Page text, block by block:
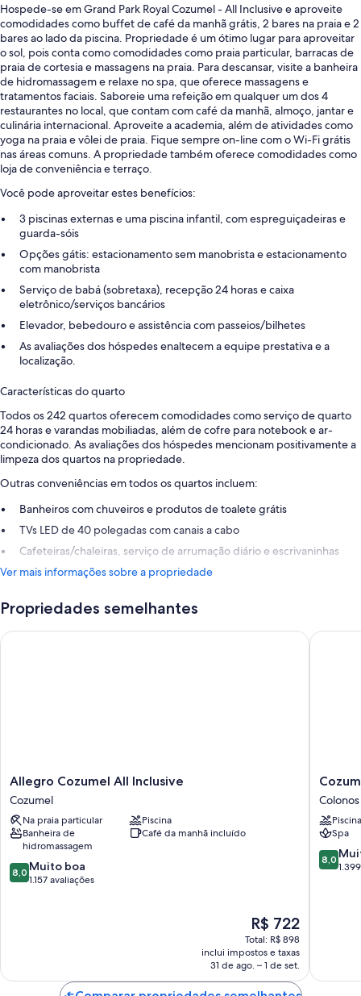
Hospede-se em Grand Park Royal Cozumel - All Inclusive e aproveite
comodidades como buffet de café da manhã grátis, 2 bares na praia e 2
bares ao lado da piscina. Propriedade é um ótimo lugar para aproveitar
o sol, pois conta como comodidades como praia particular, barracas de
praia de cortesia e massagens na praia. Para descansar, visite a banheira
de hidromassagem e relaxe no spa, que oferece massagens e
tratamentos faciais. Saboreie uma refeição em qualquer um dos 4
restaurantes no local, que contam com café da manhã, almoço, jantar e
culinária internacional. Aproveite a academia, além de atividades como
yoga na praia e vôlei de praia. Fique sempre on-line com o Wi-Fi grátis
nas áreas comuns. A propriedade também oferece comodidades como
loja de conveniência e terraço.
Você pode aproveitar estes benefícios:
3 piscinas externas e uma piscina infantil, com espreguiçadeiras e
guarda-sóis
Opções gátis: estacionamento sem manobrista e estacionamento
com manobrista
Serviço de babá (sobretaxa), recepção 24 horas e caixa
eletrônico/serviços bancários
Elevador, bebedouro e assistência com passeios/bilhetes
As avaliações dos hóspedes enaltecem a equipe prestativa e a
localização.
Características do quarto
Todos os 242 quartos oferecem comodidades como serviço de quarto
24 horas e varandas mobiliadas, além de cofre para notebook e ar-
condicionado. As avaliações dos hóspedes mencionam positivamente a
limpeza dos quartos na propriedade.
Outras conveniências em todos os quartos incluem:
Banheiros com chuveiros e produtos de toalete grátis
TVs LED de 40 polegadas com canais a cabo
Cafeteiras/chaleiras, serviço de arrumação diário e escrivaninhas
Ver mais informações sobre a propriedade
Propriedades semelhantes
Allegro
Cozumel
All
Inclusive
Cozumel
Allegro Cozumel All Inclusive
Cozumel
Na praia particular
Piscina
Banheira de
hidromassagem
Café da manhã incluído
8.0
de
8,0 Muito boa
1.157 avaliações
O
preço
é
de
R$ 722
R$ 722
Total: R$ 898
inclui impostos e taxas
31 de ago. – 1 de set.
Allegro Cozumel All Inclusive
Cozumel
Hotel
&
Resort
-
All
Inclusive
Piscina
Spa
8.0
de
8,0